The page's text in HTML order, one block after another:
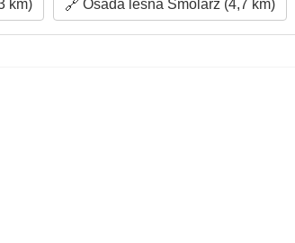
km) Osada leśna Smolarz (4,7 km)